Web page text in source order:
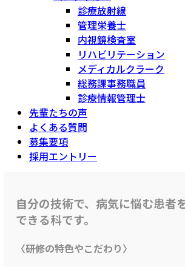
診療放射線
管理栄養士
内視鏡検査室
リハビリテーション
メディカルクラーク
総務課事務職員
診療情報管理士
先輩たちの声
よくある質問
募集要項
採用エントリー
自分の技術で、病気に悩む患者
できる科です。
〈研修の特色やこだわり〉